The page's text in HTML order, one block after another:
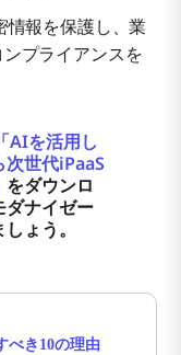
情報を保護し、業
プライアンスを
「AIを活用し
世代iPaaS
をダウンロ
ダナイゼー
ょう。
べき10の理由